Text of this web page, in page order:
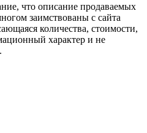
что описание продаваемых
заимствованы с сайта
количества, стоимости,
характер и не